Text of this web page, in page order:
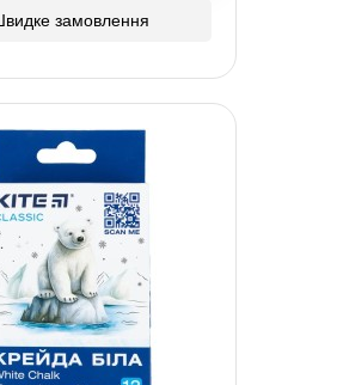
замовлення